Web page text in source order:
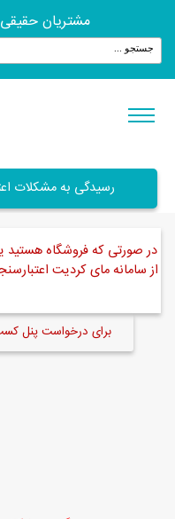
مشتریان حقیقی
رسیدگی به مشکلات
در صورتی که فروشگاه هستید
از سامانه مای کردیت
برای درخواست پنل